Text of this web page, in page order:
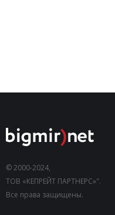
© 2000-2024,
ТОВ «КЕПРЕЙТ ПАРТНЕРС»".
Все права защищены.